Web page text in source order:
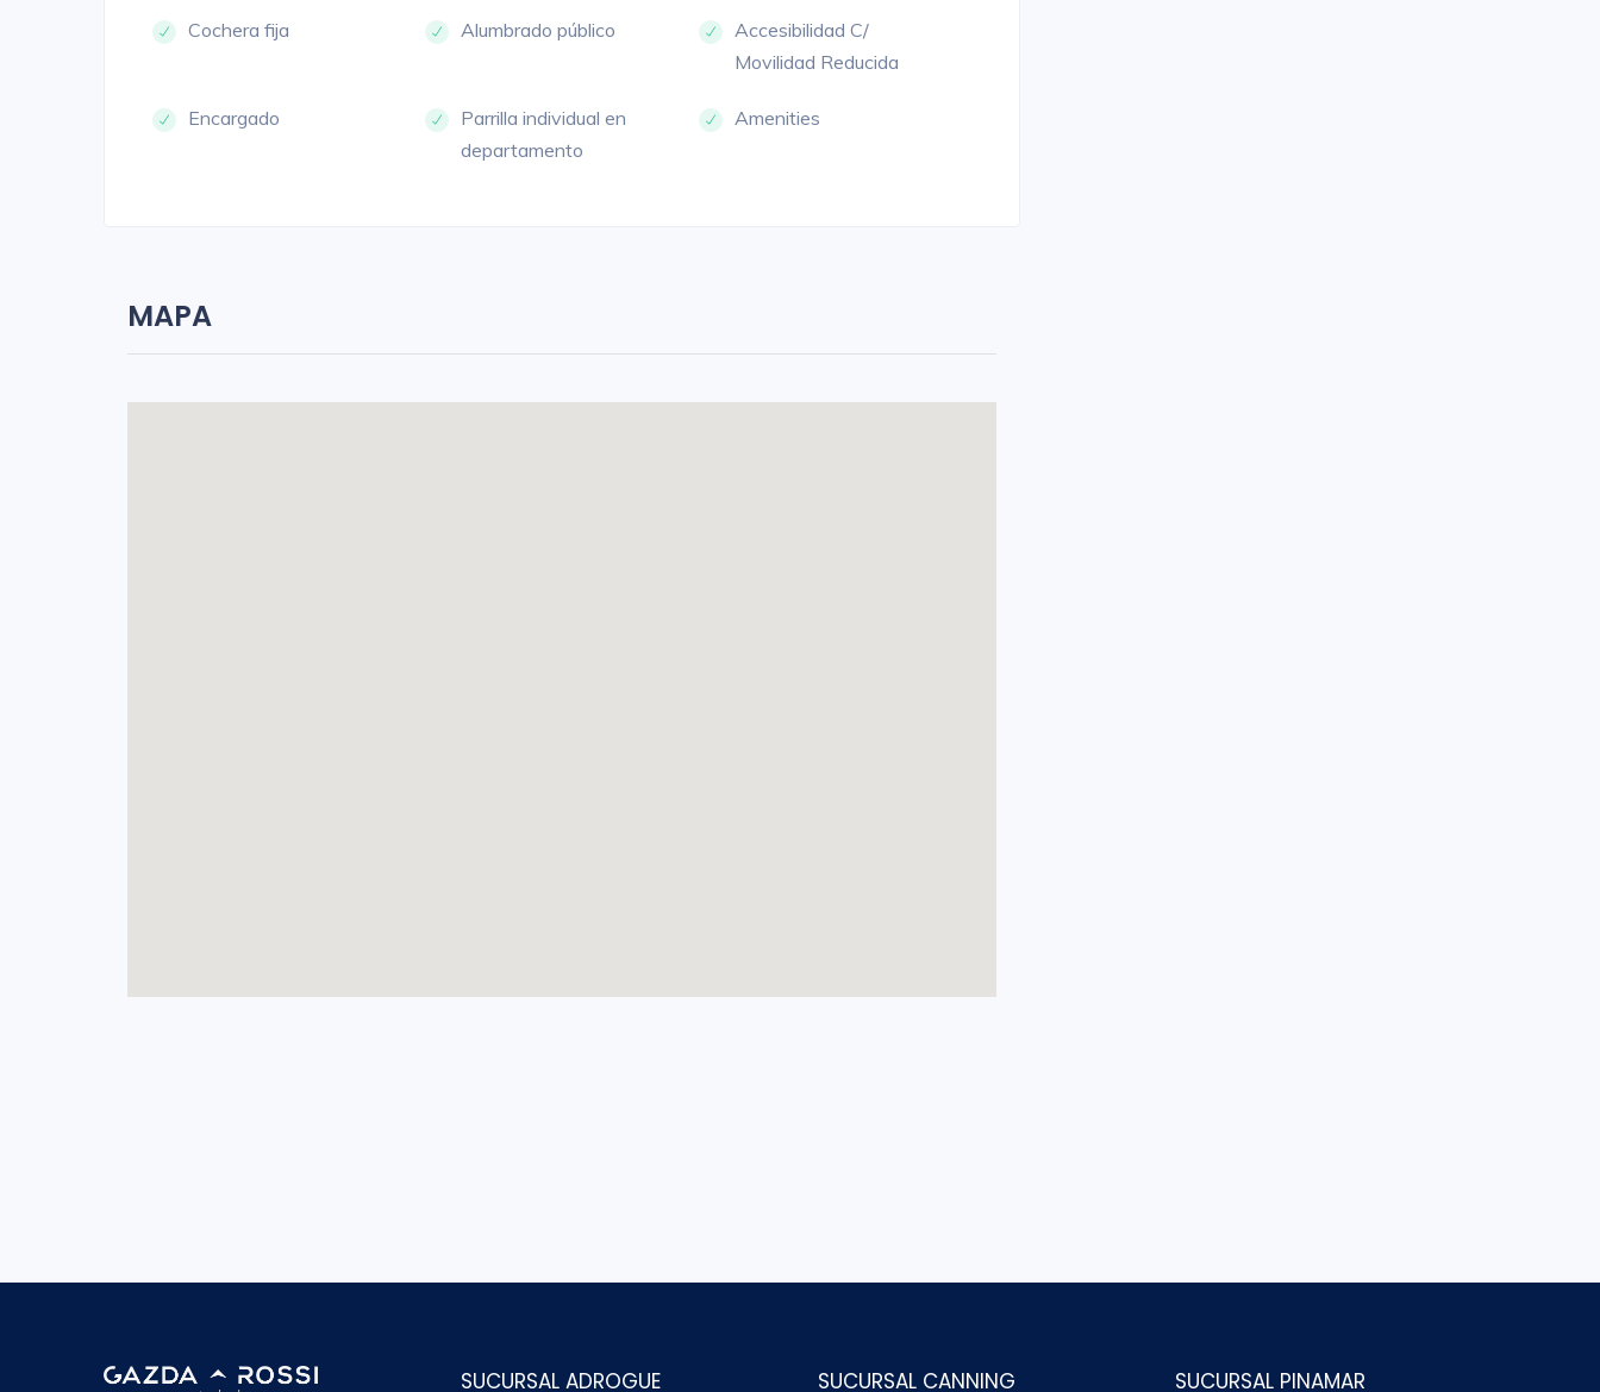
Cochera fija Alumbrado público
Accesibilidad C/
Movilidad Reducida
Encargado
Parrilla individual en
departamento
Amenities
MAPA
SUCURSAL ADROGUE SUCURSAL CANNING SUCURSAL PINAMAR